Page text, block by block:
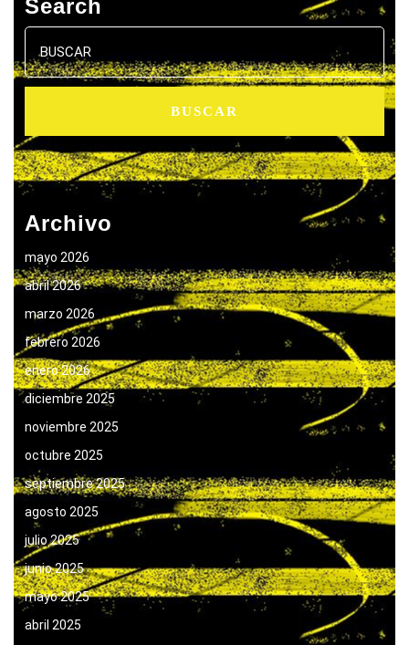
Search
Buscar:
Archivo
mayo 2026
abril 2026
marzo 2026
febrero 2026
enero 2026
diciembre 2025
noviembre 2025
octubre 2025
septiembre 2025
agosto 2025
julio 2025
junio 2025
mayo 2025
abril 2025